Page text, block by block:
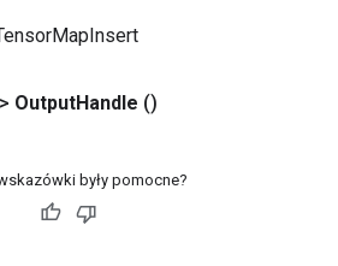
OutputHandle ()
były pomocne?